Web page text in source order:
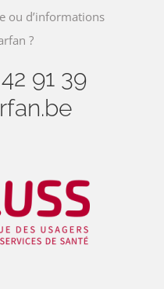
ou d’informations
?
91 39